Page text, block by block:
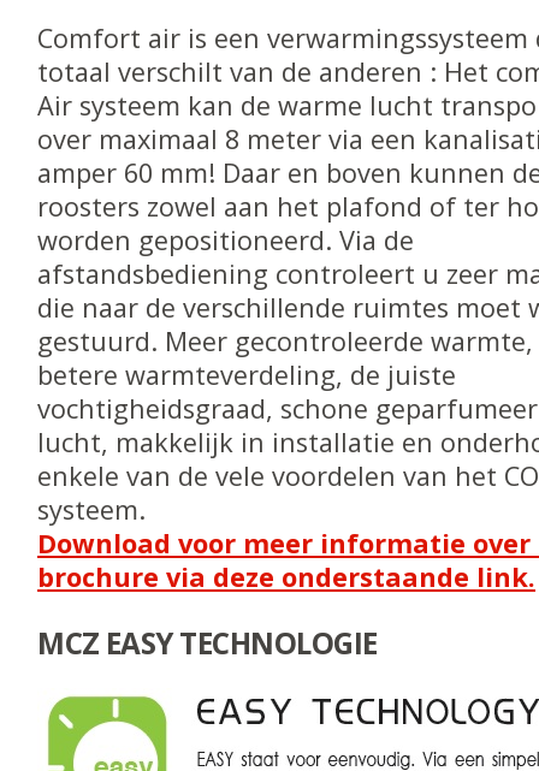
Comfort air is een verwarmingssysteem
totaal verschilt van de anderen : Het
Air systeem kan de warme lucht
over maximaal 8 meter via een
amper 60 mm! Daar en boven kunnen
roosters zowel aan het plafond of ter
worden gepositioneerd. Via de
afstandsbediening controleert u zeer
die naar de verschillende ruimtes moet
gestuurd. Meer gecontroleerde
betere warmteverdeling, de juiste
vochtigheidsgraad, schone
lucht, makkelijk in installatie en
enkele van de vele voordelen van het
systeem.
Download voor meer informatie
brochure via deze onderstaande link.
MCZ EASY TECHNOLOGIE